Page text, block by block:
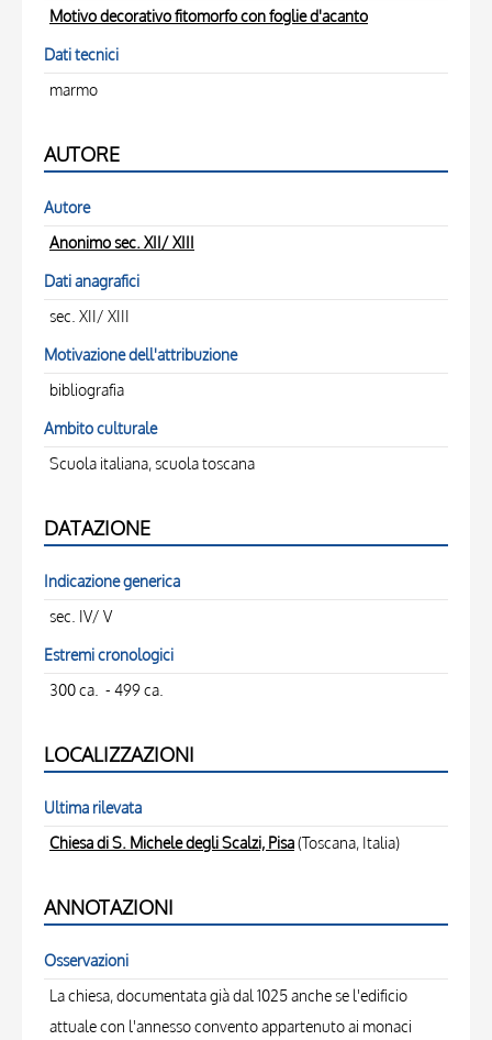
Motivo decorativo fitomorfo con foglie d'acanto
Dati tecnici
marmo
AUTORE
Autore
Anonimo sec. XII/ XIII
Dati anagrafici
sec. XII/ XIII
Motivazione dell'attribuzione
bibliografia
Ambito culturale
Scuola italiana, scuola toscana
DATAZIONE
Indicazione generica
sec. IV/ V
Estremi cronologici
300 ca. - 499 ca.
LOCALIZZAZIONI
Ultima rilevata
Chiesa di S. Michele degli Scalzi, Pisa(Toscana, Italia)
ANNOTAZIONI
Osservazioni
La chiesa, documentata già dal 1025 anche se l'edificio
attuale con l'annesso convento appartenuto ai monaci